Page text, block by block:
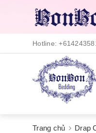
Hotline:
Trang chủ Drap